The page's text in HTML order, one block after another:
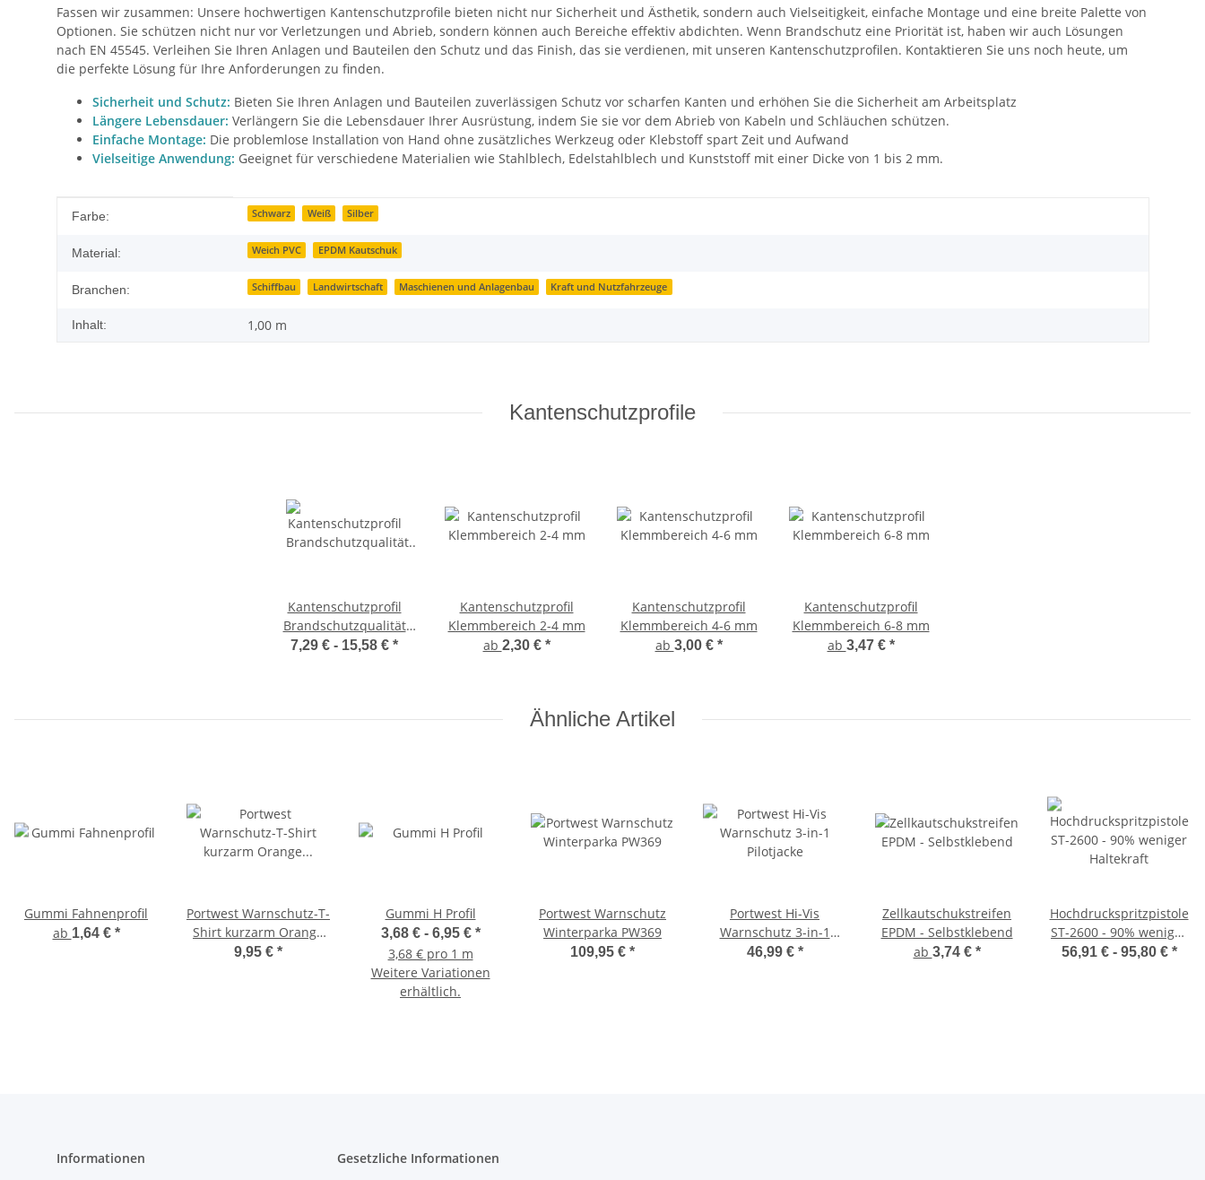
Fassen wir zusammen: Unsere hochwertigen Kantenschutzprofile bieten nicht nur Sicherheit und Ästhetik, sondern auch Vielseitigkeit, einfache Montage und eine breite Palette von
Optionen. Sie schützen nicht nur vor Verletzungen und Abrieb, sondern können auch Bereiche effektiv abdichten. Wenn Brandschutz eine Priorität ist, haben wir auch Lösungen
nach EN 45545. Verleihen Sie Ihren Anlagen und Bauteilen den Schutz und das Finish, das sie verdienen, mit unseren Kantenschutzprofilen. Kontaktieren Sie uns noch heute, um
die perfekte Lösung für Ihre Anforderungen zu finden.
Sicherheit und Schutz: Bieten Sie Ihren Anlagen und Bauteilen zuverlässigen Schutz vor scharfen Kanten und erhöhen Sie die Sicherheit am Arbeitsplatz
Längere Lebensdauer: Verlängern Sie die Lebensdauer Ihrer Ausrüstung, indem Sie sie vor dem Abrieb von Kabeln und Schläuchen schützen.
Einfache Montage: Die problemlose Installation von Hand ohne zusätzliches Werkzeug oder Klebstoff spart Zeit und Aufwand
Vielseitige Anwendung: Geeignet für verschiedene Materialien wie Stahlblech, Edelstahlblech und Kunststoff mit einer Dicke von 1 bis 2 mm.
Produkteigenschaft
Wert
Farbe: Schwarz Weiß Silber
Material: Weich PVC EPDM Kautschuk
Branchen: Schiffbau Landwirtschaft Maschienen und Anlagenbau Kraft und Nutzfahrzeuge
Inhalt: 1,00 m
Kantenschutzprofile
Kantenschutzprofil
Brandschutzqualität
gemäß DIN EN 45545-2
7,29 € - 15,58 € *
Kantenschutzprofil
Klemmbereich 2-4 mm
ab 2,30 € *
Kantenschutzprofil
Klemmbereich 4-6 mm
ab 3,00 € *
Kantenschutzprofil
Klemmbereich 6-8 mm
ab 3,47 € *
Ähnliche Artikel
Gummi Fahnenprofil
ab 1,64 € *
Portwest Warnschutz-T-
Shirt kurzarm Orange
Sicherheitskleidung für
9,95 € *
Gummi H Profil
3,68 € - 6,95 € *
3,68 € pro 1 m
Weitere Variationen
erhältlich.
Portwest Warnschutz
Winterparka PW369
109,95 € *
Portwest Hi-Vis
Warnschutz 3-in-1
Pilotjacke
46,99 € *
Zellkautschukstreifen
EPDM - Selbstklebend
ab 3,74 € *
Hochdruckspritzpistole
ST-2600 - 90% weniger
Haltekraft
56,91 € - 95,80 € *
Informationen Gesetzliche Informationen